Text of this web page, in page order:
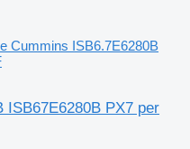
Cummins ISB6.7E6280B
ISB67E6280B PX7 per